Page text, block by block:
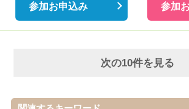
参加お申込み 参加
次の10件を見る